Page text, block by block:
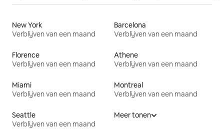
New York
Verblijven van een maand
Barcelona
Verblijven van een maand
Florence
Verblijven van een maand
Athene
Verblijven van een maand
Miami
Verblijven van een maand
Montreal
Verblijven van een maand
Seattle
Verblijven van een maand
Meer tonen